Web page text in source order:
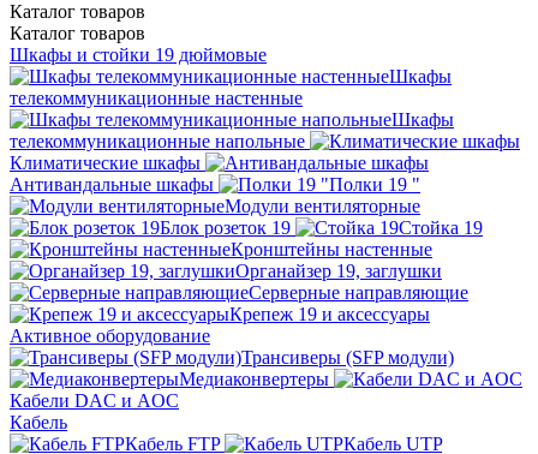
Каталог товаров
Каталог товаров
Шкафы и стойки 19 дюймовые
Шкафы
телекоммуникационные настенные
Шкафы
телекоммуникационные напольные
Климатические шкафы
Антивандальные шкафы
Полки 19 "
Модули вентиляторные
Блок розеток 19
Стойка 19
Кронштейны настенные
Органайзер 19, заглушки
Серверные направляющие
Крепеж 19 и аксессуары
Активное оборудование
Трансиверы (SFP модули)
Медиаконвертеры
Кабели DAC и AOC
Кабель
Кабель FTP
Кабель UTP